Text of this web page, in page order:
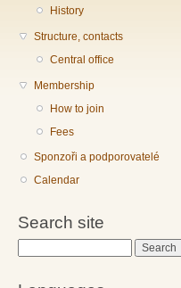
History
Structure, contacts
Central office
Membership
How to join
Fees
Sponzoři a podporovatelé
Calendar
Search site